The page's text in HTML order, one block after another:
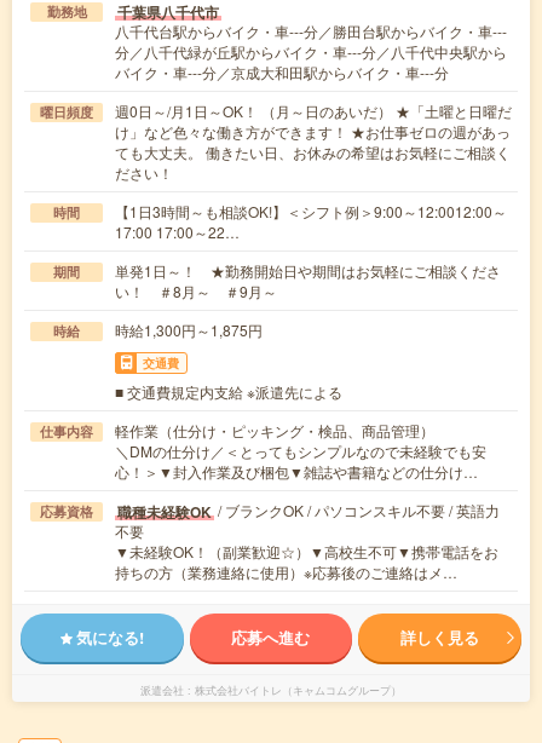
勤務地 千葉県八千代市
八千代台駅からバイク・車---分／勝田台駅からバイク・車---
分／八千代緑が丘駅からバイク・車---分／八千代中央駅から
バイク・車---分／京成大和田駅からバイク・車---分
曜日頻度
週0日～/月1日～OK！ （月～日のあいだ） ★「土曜と日曜だ
け」など色々な働き方ができます！ ★お仕事ゼロの週があっ
ても大丈夫。 働きたい日、お休みの希望はお気軽にご相談く
ださい！
時間
【1日3時間～も相談OK!】＜シフト例＞9:00～12:0012:00～
17:00 17:00～22…
期間
単発1日～！ ★勤務開始日や期間はお気軽にご相談くださ
い！ ＃8月～ ＃9月～
時給 時給1,300円～1,875円
交通費
■ 交通費規定内支給 ※派遣先による
仕事内容
軽作業（仕分け・ピッキング・検品、商品管理）
＼DMの仕分け／＜とってもシンプルなので未経験でも安
心！＞▼封入作業及び梱包▼雑誌や書籍などの仕分け…
応募資格 職種未経験OK / ブランクOK / パソコンスキル不要 / 英語力
不要
▼未経験OK！（副業歓迎☆）▼高校生不可▼携帯電話をお
持ちの方（業務連絡に使用）※応募後のご連絡はメ…
気になる! 応募へ進む 詳しく見る
派遣会社 株式会社バイトレ（キャムコムグループ）